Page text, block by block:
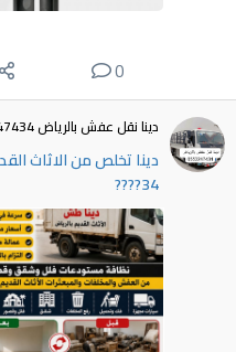
0
دينا نقل عفش بالرياض 0553247434
34????